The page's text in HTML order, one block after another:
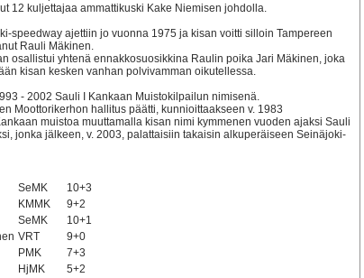
12 kuljettajaa ammattikuski Kake Niemisen johdolla.
speedway ajettiin jo vuonna 1975 ja kisan voitti silloin Tampereen
Rauli Mäkinen.
osallistui yhtenä ennakkosuosikkina Raulin poika Jari Mäkinen, joka
kisan kesken vanhan polvivamman oikutellessa.
- 2002 Sauli I Kankaan Muistokilpailun nimisenä.
Moottorikerhon hallitus päätti, kunnioittaakseen v. 1983
muistoa muuttamalla kisan nimi kymmenen vuoden ajaksi Sauli
jonka jälkeen, v. 2003, palattaisiin takaisin alkuperäiseen Seinäjoki-
SeMK
10+3
KMMK
9+2
SeMK
10+1
VRT
9+0
PMK
7+3
HjMK
5+2